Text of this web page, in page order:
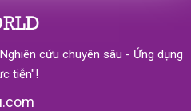
cứu chuyên sâu - Ứng dụng
tiễn"!